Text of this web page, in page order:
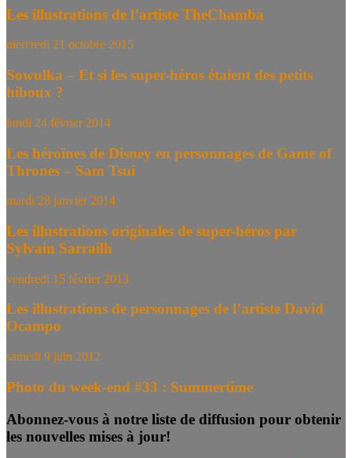
Les illustrations de l’artiste TheChamba
mercredi 21 octobre 2015
Sowulka – Et si les super-héros étaient des petits
hiboux ?
lundi 24 février 2014
Les héroïnes de Disney en personnages de Game of
Thrones – Sam Tsui
mardi 28 janvier 2014
Les illustrations originales de super-héros par
Sylvain Sarrailh
vendredi 15 février 2013
Les illustrations de personnages de l’artiste David
Ocampo
samedi 9 juin 2012
Photo du week-end #33 : Summertime
Abonnez-vous à notre liste de diffusion pour obtenir
les nouvelles mises à jour!